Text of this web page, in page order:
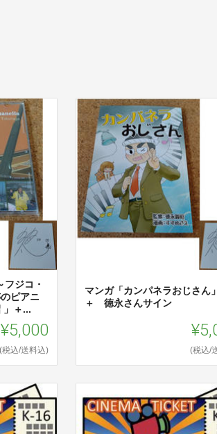
ジコ・
ピアニ
」＋...
¥5,000
(税込/送料込)
マンガ「カンパネラおじさん」
＋ 徳永さんサイン
(税込/